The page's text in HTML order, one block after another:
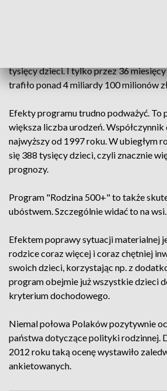
tysięcy dzieci. I tylko przez 36
trafiło ponad 4 miliardy 100 milionów
Efekty programu trudno podważyć. To
większa liczba urodzeń.
najwyższy od 1997 roku. W ubiegłym
się 388 tysięcy dzieci, czyli znacznie
prognozy.
Program "Rodzina 500+" to także
ubóstwem. Szczególnie widać to na wsi.
Efektem poprawy sytuacji materialnej
rodzice coraz więcej i coraz chętniej
swoich dzieci, korzystając np. z
program obejmie już wszystkie dzieci
kryterium dochodowego.
Niemal połowa Polaków pozytywnie
państwa dotyczące polityki rodzinnej.
2012 roku taką ocenę wystawiło
ankietowanych.